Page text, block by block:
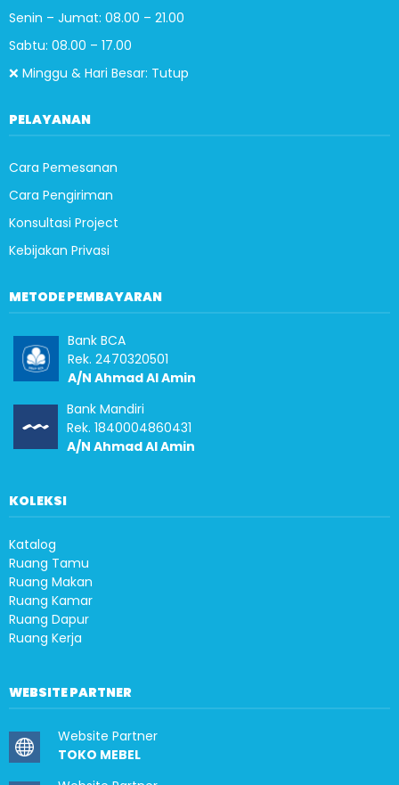
Senin – Jumat: 08.00 – 21.00
Sabtu: 08.00 – 17.00
❌ Minggu & Hari Besar: Tutup
PELAYANAN
Cara Pemesanan
Cara Pengiriman
Konsultasi Project
Kebijakan Privasi
METODE PEMBAYARAN
Bank BCA
Rek. 2470320501
A/N Ahmad Al Amin
Bank Mandiri
Rek. 1840004860431
A/N Ahmad Al Amin
KOLEKSI
Katalog
Ruang Tamu
Ruang Makan
Ruang Kamar
Ruang Dapur
Ruang Kerja
WEBSITE PARTNER
Website Partner
TOKO MEBEL